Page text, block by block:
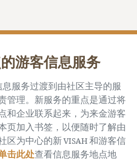
游客信息服务
息服务过渡到由社区主导的服
管理。新服务的重点是通过将
和企业联系起来，为来金游客
页加入书签，以便随时了解由
区为中心的新 VISAH 和游客信
击此处查看信息服务地点地